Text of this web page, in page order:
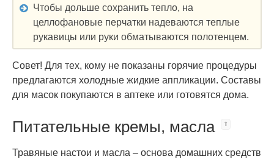
Чтобы дольше сохранить тепло, на
целлофановые перчатки надеваются теплые
рукавицы или руки обматываются полотенцем.
Совет! Для тех, кому не показаны горячие процедуры
предлагаются холодные жидкие аппликации. Составы
для масок покупаются в аптеке или готовятся дома.
Питательные кремы, масла
Травяные настои и масла – основа домашних средств